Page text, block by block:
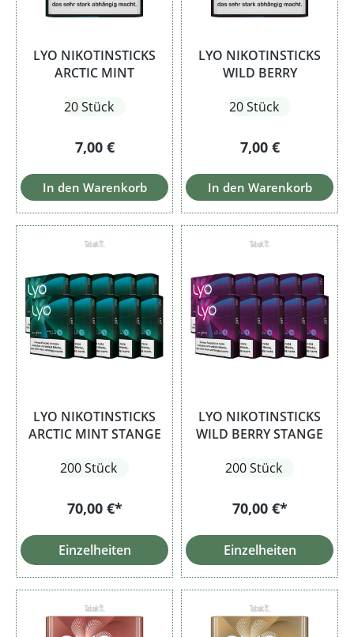
LYO NIKOTINSTICKS
ARCTIC MINT
20 Stück
Regulärer Preis:
7,00 €
In den Warenkorb
LYO NIKOTINSTICKS
WILD BERRY
20 Stück
Regulärer Preis:
7,00 €
In den Warenkorb
LYO NIKOTINSTICKS
ARCTIC MINT STANGE
200 Stück
70,00 €*
Einzelheiten
LYO NIKOTINSTICKS
WILD BERRY STANGE
200 Stück
70,00 €*
Einzelheiten